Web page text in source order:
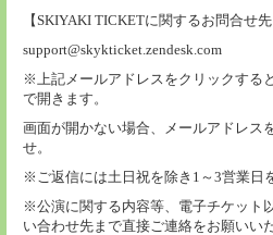
【SKIYAKI TICKETに関するお問合せ先
support@skykticket.zendesk.com
※上記メールアドレスをクリックする
で開きます。
画面が開かない場合、メールアドレス
せ。
※ご返信には土日祝を除き1～3営業日
※公演に関する内容等、電子チケット
い合わせ先まで直接ご連絡をお願いい